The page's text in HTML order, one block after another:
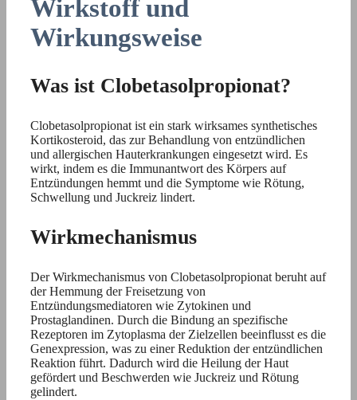
Wirkstoff und
Wirkungsweise
Was ist Clobetasolpropionat?
Clobetasolpropionat ist ein stark wirksames synthetisches
Kortikosteroid, das zur Behandlung von entzündlichen
und allergischen Hauterkrankungen eingesetzt wird. Es
wirkt, indem es die Immunantwort des Körpers auf
Entzündungen hemmt und die Symptome wie Rötung,
Schwellung und Juckreiz lindert.
Wirkmechanismus
Der Wirkmechanismus von Clobetasolpropionat beruht auf
der Hemmung der Freisetzung von
Entzündungsmediatoren wie Zytokinen und
Prostaglandinen. Durch die Bindung an spezifische
Rezeptoren im Zytoplasma der Zielzellen beeinflusst es die
Genexpression, was zu einer Reduktion der entzündlichen
Reaktion führt. Dadurch wird die Heilung der Haut
gefördert und Beschwerden wie Juckreiz und Rötung
gelindert.